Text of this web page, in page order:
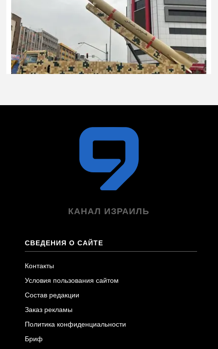
КАНАЛ ИЗРАИЛЬ
СВЕДЕНИЯ О САЙТЕ
Контакты
Условия пользования сайтом
Состав редакции
Заказ рекламы
Политика конфиденциальности
Бриф